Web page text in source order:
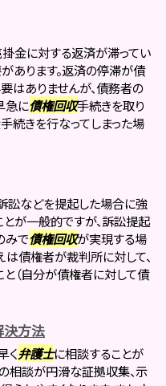
金に対する返済が滞ってい
あります。返済の停滞が債
はありませんが、債務者の
急に債権回収手続きを取り
続きを行なってしまった場
訟などを提起した場合に強
が一般的ですが、訴訟提起
みで債権回収が実現する場
は債権者が裁判所に対して、
（自分が債権者に対して債
決方法
く弁護士に相談することが
相談が円滑な証拠収集、示